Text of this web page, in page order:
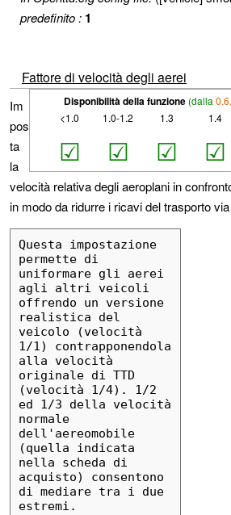
predefinito : 1
Fattore di velocità degli aerei
Disponibilità della funzione (dalla
<1.0
☑
1.0-1.2
☑
1.3
☑
1.4
☑
Im
pos
ta
la
velocità relativa degli aeroplani in
in modo da ridurre i ricavi del trasporto
Questa impostazione
permette di
uniformare gli aerei
agli altri veicoli
offrendo un versione
realistica del
veicolo (velocità
1/1) contrapponendola
alla velocità
originale di TTD
(velocità 1/4). 1/2
ed 1/3 della velocità
normale
dell'aereomobile
(quella indicata
nella scheda di
acquisto) consentono
di mediare tra i due
estremi.